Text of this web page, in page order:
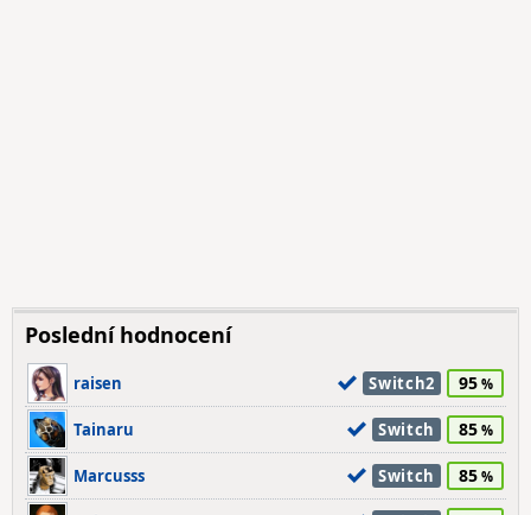
Poslední hodnocení
raisen Switch2 95
Tainaru Switch 85
Marcusss Switch 85